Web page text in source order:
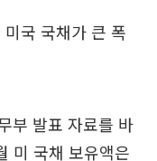
국 국채가 큰 폭
부 발표 자료를 바
미 국채 보유액은